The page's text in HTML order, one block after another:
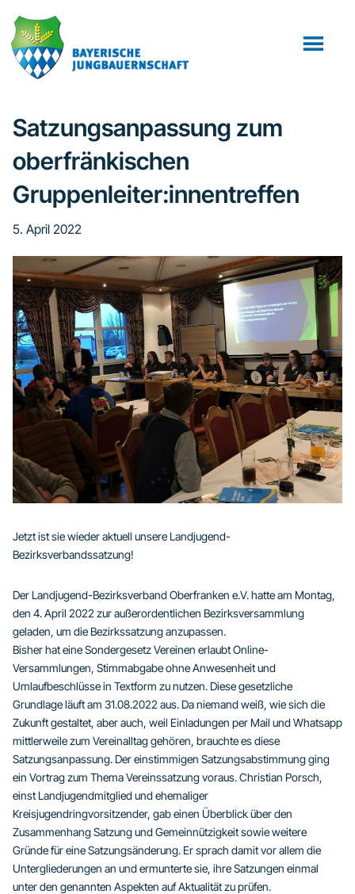
Inhalt
springen
Seitenspalte
springen
Fußzeile
springen
Satzungsanpassung zum
oberfränkischen
Gruppenleiter:innentreffen
5. April 2022
Jetzt ist sie wieder aktuell unsere Landjugend-
Bezirksverbandssatzung!
Der Landjugend-Bezirksverband Oberfranken e.V. hatte am Montag,
den 4. April 2022 zur außerordentlichen Bezirksversammlung
geladen, um die Bezirkssatzung anzupassen.
Bisher hat eine Sondergesetz Vereinen erlaubt Online-
Versammlungen, Stimmabgabe ohne Anwesenheit und
Umlaufbeschlüsse in Textform zu nutzen. Diese gesetzliche
Grundlage läuft am 31.08.2022 aus. Da niemand weiß, wie sich die
Zukunft gestaltet, aber auch, weil Einladungen per Mail und Whatsapp
mittlerweile zum Vereinalltag gehören, brauchte es diese
Satzungsanpassung. Der einstimmigen Satzungsabstimmung ging
ein Vortrag zum Thema Vereinssatzung voraus. Christian Porsch,
einst Landjugendmitglied und ehemaliger
Kreisjugendringvorsitzender, gab einen Überblick über den
Zusammenhang Satzung und Gemeinnützigkeit sowie weitere
Gründe für eine Satzungsänderung. Er sprach damit vor allem die
Untergliederungen an und ermunterte sie, ihre Satzungen einmal
unter den genannten Aspekten auf Aktualität zu prüfen.